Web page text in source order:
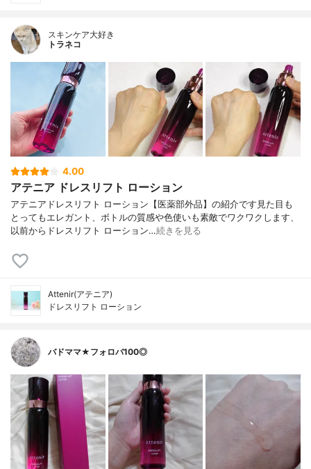
スキンケア大好き
トラネコ
4.00
アテニア ドレスリフト ローション
アテニアドレスリフト ローション【医薬部外品】の紹介です見た目も
とってもエレガント、ボトルの質感や色使いも素敵でワクワクします、
以前からドレスリフト ローション…続きを見る
Attenir(アテニア)
ドレスリフト ローション
バドママ★フォロバ100◎